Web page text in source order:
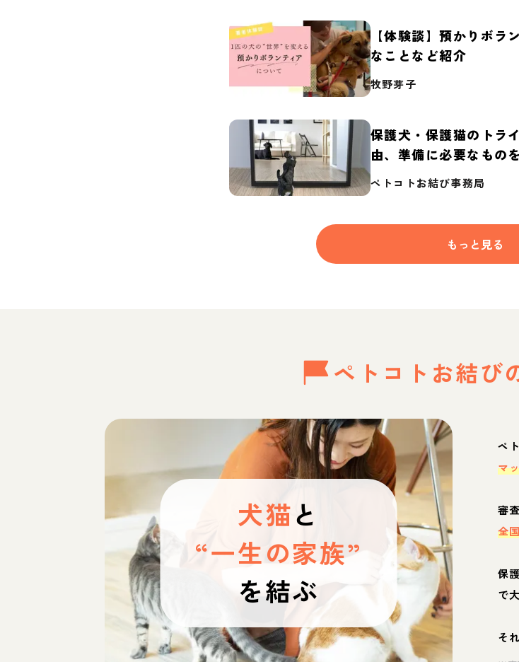
【体験談】預かりボ
なことなど紹介
牧野芽子
保護犬・保護猫のトラ
由、準備に必要なもの
ペトコトお結び事務局
もっと見る
ペトコトお結び
犬猫と
“一生の家族”
を結ぶ
ペ
マ
審
全
保
で
そ